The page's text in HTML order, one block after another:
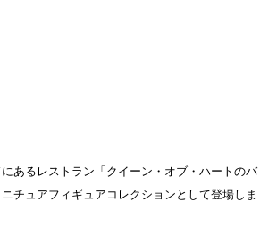
あるレストラン「クイーン・オブ・ハートのバ
チュアフィギュアコレクションとして登場しま